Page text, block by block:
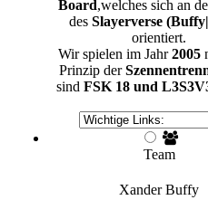
Board,welches sich an
des Slayerverse
orientiert.
Wir spielen im Jahr2005
Prinzip der
sind FSK 18 und
Team
Xander Buffy